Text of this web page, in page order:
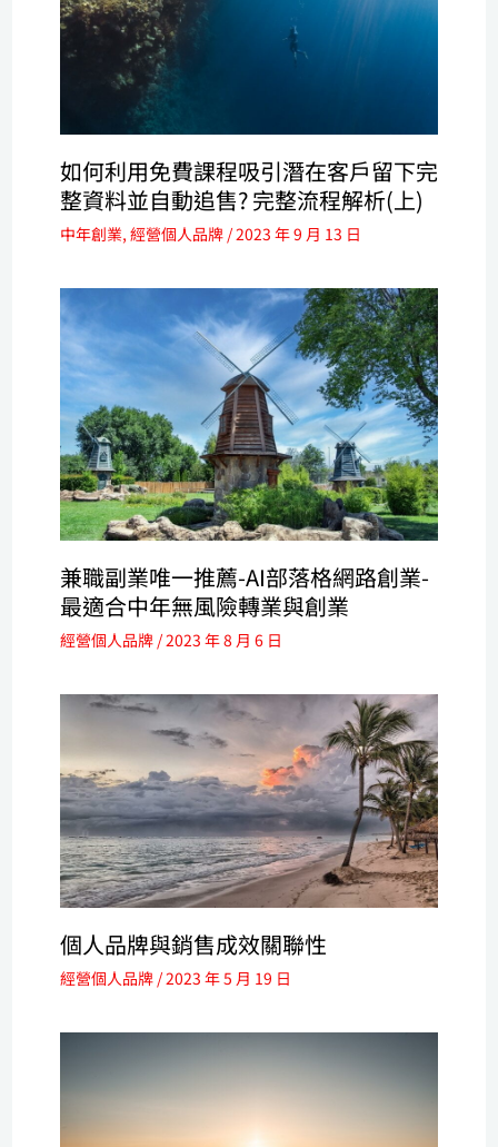
如何利用免費課程吸引潛在客戶留下完
整資料並自動追售? 完整流程解析(上)
中年創業, 經營個人品牌/2023 年 9 月 13 日
兼職副業唯一推薦-AI部落格網路創業-
最適合中年無風險轉業與創業
經營個人品牌/2023 年 8 月 6 日
個人品牌與銷售成效關聯性
經營個人品牌/2023 年 5 月 19 日